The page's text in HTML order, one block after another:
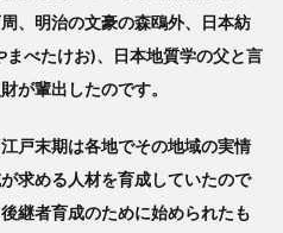
、明治の文豪の森鴎外、日本紡
べたけお)、日本地質学の父と言
が輩出したのです。
江戸末期は各地でその地域の実情
求める人材を育成していたので
継者育成のために始められたも